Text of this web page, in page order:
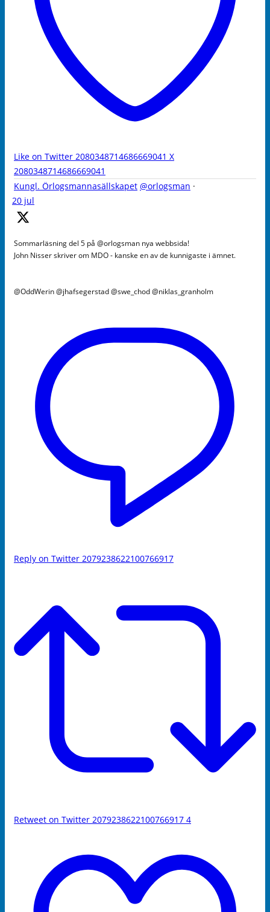
Like on Twitter 2080348714686669041 X
2080348714686669041
Kungl. Örlogsmannasällskapet @orlogsman ·
20 jul
Sommarläsning del 5 på @orlogsman nya webbsida!
John Nisser skriver om MDO - kanske en av de kunnigaste i ämnet.
@OddWerin @jhafsegerstad @swe_chod @niklas_granholm
Reply on Twitter 2079238622100766917
Retweet on Twitter 2079238622100766917 4